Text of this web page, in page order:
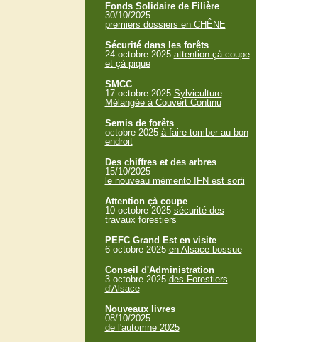
Fonds Solidaire de Filière
30/10/2025
premiers dossiers en CHÊNE
Sécurité dans les forêts
24 octobre 2025 attention çà coupe
et çà pique
SMCC
17 octobre 2025 Sylviculture
Mélangée à Couvert Continu
Semis de forêts
octobre 2025 à faire tomber au bon
endroit
Des chiffres et des arbres
15/10/2025
le nouveau mémento IFN est sorti
Attention çà coupe
10 octobre 2025 sécurité des
travaux forestiers
PEFC Grand Est en visite
6 octobre 2025 en Alsace bossue
Conseil d'Administration
3 octobre 2025 des Forestiers
d'Alsace
Nouveaux livres
08/10/2025
de l'automne 2025